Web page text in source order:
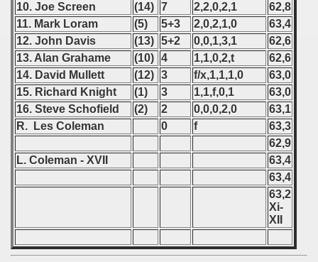
10. Joe Screen
(14) 7 2,2,0,2,1
62,8
11. Mark Loram
(5) 5+3 2,0,2,1,0
63,4
12. John Davis
(13) 5+2 0,0,1,3,1
62,6
13. Alan Grahame
(10) 4 1,1,0,2,t
62,6
14. David Mullett
(12) 3 f/x,1,1,1,0
63,0
15. Richard Knight
(1) 3 1,1,f,0,1
63,0
16. Steve Schofield
(2) 2 0,0,0,2,0
63,1
R. Les Coleman
0 f
63,3
62,9
L. Coleman - XVII
63,4
63,4
63,2
Xi-
XII
- 2008
- 2009
- 2010
- 2011
- 2012
- 2013
- 2015
- 2016